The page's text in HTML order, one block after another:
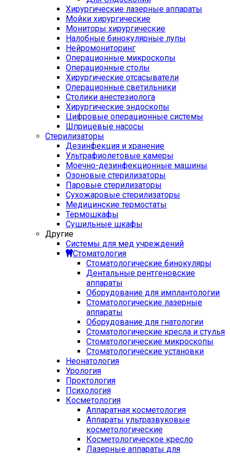
Хирургические лазерные аппараты
Мойки хирургические
Мониторы хирургические
Налобные бинокулярные лупы
Нейромониторинг
Операционные микроскопы
Операционные столы
Хирургические отсасыватели
Операционные светильники
Столики анестезиолога
Хирургические эндоскопы
Цифровые операционные системы
Шприцевые насосы
Стерилизаторы
Дезинфекция и хранение
Ультрафиолетовые камеры
Моечно-дезинфекционные машины
Озоновые стерилизаторы
Паровые стерилизаторы
Сухожаровые стерилизаторы
Медицинские термостаты
Термошкафы
Сушильные шкафы
Другие
Системы для мед учреждений
Стоматология
Стоматологические бинокуляры
Дентальные рентгеновские
аппараты
Оборудование для имплантологии
Стоматологические лазерные
аппараты
Оборудование для гнатологии
Стоматологические кресла и стулья
Стоматологические микроскопы
Стоматологические установки
Неонатология
Урология
Проктология
Психология
Косметология
Аппаратная косметология
Аппараты ультразвуковые
косметологические
Косметологическое кресло
Лазерные аппараты для